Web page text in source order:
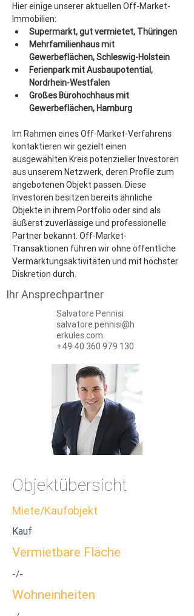
Hier einige unserer aktuellen Off-Market-
Immobilien:
Supermarkt, gut vermietet, Thüringen
Mehrfamilienhaus mit
Gewerbeflächen, Schleswig-Holstein
Ferienpark mit Ausbaupotential,
Nordrhein-Westfalen
Großes Bürohochhaus mit
Gewerbeflächen, Hamburg
Im Rahmen eines Off-Market-Verfahrens
kontaktieren wir gezielt einen
ausgewählten Kreis potenzieller Investoren
aus unserem Netzwerk, deren Profile zum
angebotenen Objekt passen. Diese
Investoren besitzen bereits ähnliche
Objekte in ihrem Portfolio oder sind als
äußerst zuverlässige und professionelle
Partner bekannt. Off-Market-
Transaktionen führen wir ohne öffentliche
Vermarktungsaktivitäten und mit höchster
Diskretion durch.
Ihr Ansprechpartner
Salvatore Pennisi
salvatore.pennisi@h
erkules.com
+49 40 360 979 130
Objektübersicht
Miete/Kaufobjekt
Kauf
Vermietbare Fläche
-/-
Wohneinheiten